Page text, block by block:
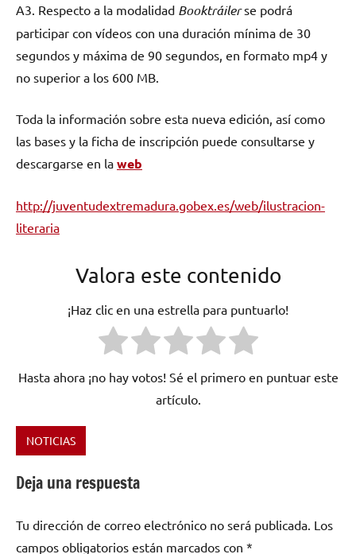
A3. Respecto a la modalidad Booktráilerse podrá
participar con vídeos con una duración mínima de 30
segundos y máxima de 90 segundos, en formato mp4 y
no superior a los 600 MB.
Toda la información sobre esta nueva edición, así como
las bases y la ficha de inscripción puede consultarse y
descargarse en la web
http://juventudextremadura.gobex.es/web/ilustracion-
literaria
Valora este contenido
¡Haz clic en una estrella para puntuarlo!
Hasta ahora ¡no hay votos! Sé el primero en puntuar este
artículo.
Etiquetado
Gobierno
Extremadura,
Ilustración
NOTICIAS
Deja una respuesta
Tu dirección de correo electrónico no será publicada. Los
campos obligatorios están marcados con *